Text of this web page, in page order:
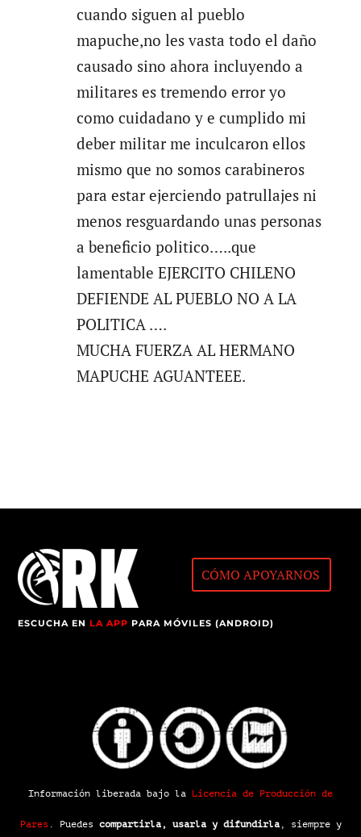
cuando siguen al pueblo
mapuche,no les vasta todo el daño
causado sino ahora incluyendo a
militares es tremendo error yo
como cuidadano y e cumplido mi
deber militar me inculcaron ellos
mismo que no somos carabineros
para estar ejerciendo patrullajes ni
menos resguardando unas personas
a beneficio politico…..que
lamentable EJERCITO CHILENO
DEFIENDE AL PUEBLO NO A LA
POLITICA ….
MUCHA FUERZA AL HERMANO
MAPUCHE AGUANTEEE.
CÓMO APOYARNOS
ESCUCHA ENLA APP PARA MÓVILES (ANDROID)
Información liberada bajo la Licencia de Producción de
Pares. Puedes compartirla, usarla y difundirla, siempre y